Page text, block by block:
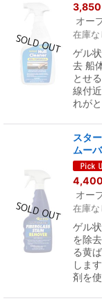
3,850
オー
在庫な
ゲル
去 船
とせ
線付
れが
スタ
ムー
4,400
オー
在庫な
ゲル
を除
る黄
しま
剤を